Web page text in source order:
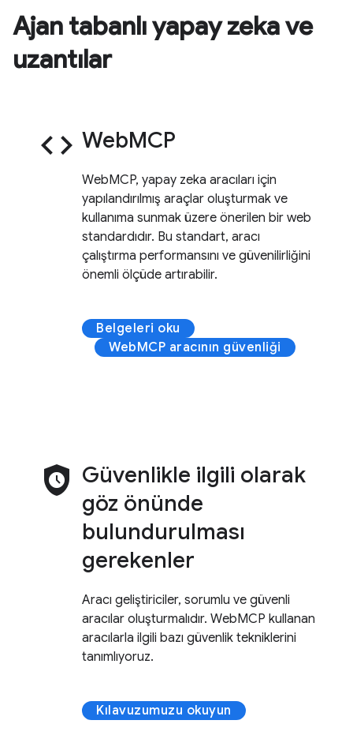
Ajan tabanlı yapay zeka ve
uzantılar
code WebMCP
WebMCP, yapay zeka aracıları için
yapılandırılmış araçlar oluşturmak ve
kullanıma sunmak üzere önerilen bir web
standardıdır. Bu standart, aracı
çalıştırma performansını ve güvenilirliğini
önemli ölçüde artırabilir.
Belgeleri oku
WebMCP aracının güvenliği
safety_check Güvenlikle ilgili olarak
göz önünde
bulundurulması
gerekenler
Aracı geliştiriciler, sorumlu ve güvenli
aracılar oluşturmalıdır. WebMCP kullanan
aracılarla ilgili bazı güvenlik tekniklerini
tanımlıyoruz.
Kılavuzumuzu okuyun